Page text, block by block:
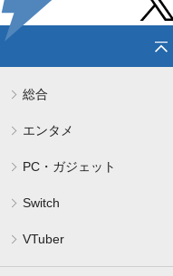
総合
エンタメ
PC・ガジェット
Switch
VTuber